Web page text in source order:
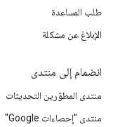
طلب المساعدة
الإبلاغ عن مشكلة
انضمام إلى منتدى
منتدى المطوّرين التحديثات
منتدى "إحصاءات Google"